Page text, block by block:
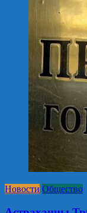
Новости Общество